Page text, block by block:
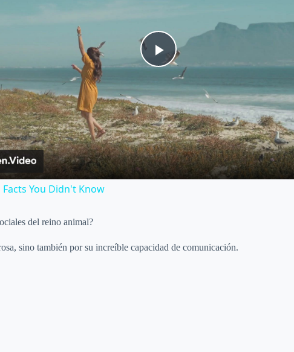
P
l
a
y
i
You Didn't Know
del reino animal?
sino también por su increíble capacidad de comunicación.